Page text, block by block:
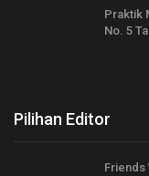
Praktik
No. 5
Pilihan Editor
Friends